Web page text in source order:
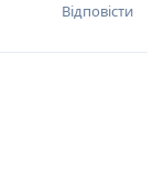
Відповісти